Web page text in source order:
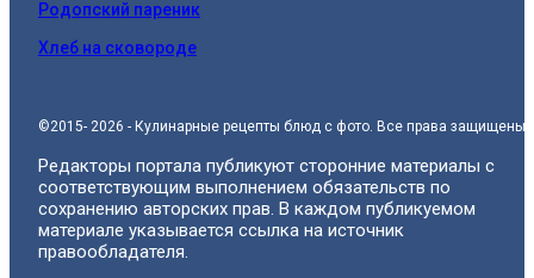
Родопский пареник
Хлеб на сковороде
©2015- 2026 - Кулинарные рецепты блюд с фото. Все права защищены.
Редакторы портала публикуют сторонние материалы с
соответствующим выполнением обязательств по
сохранению авторских прав. В каждом публикуемом
материале указывается ссылка на источник
правообладателя.